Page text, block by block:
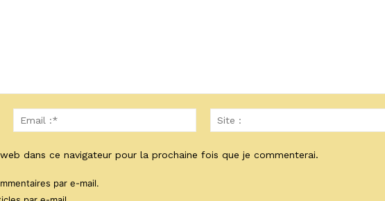
Email
:*
dans ce navigateur pour la prochaine fois que je commenterai.
par e-mail.